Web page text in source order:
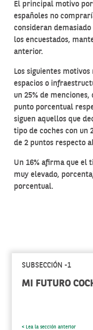
El principal motivo
españoles no
consideran
los encuestados,
anterior.
Los siguientes
espacios o
un 25% de
punto porcentual
siguen aquellos que
tipo de coches con un
de 2 puntos respecto
Un 16% afirma que el
muy elevado,
porcentual.
SUBSECCIÓN -1
MI FUTURO
< Lea la sección anterior